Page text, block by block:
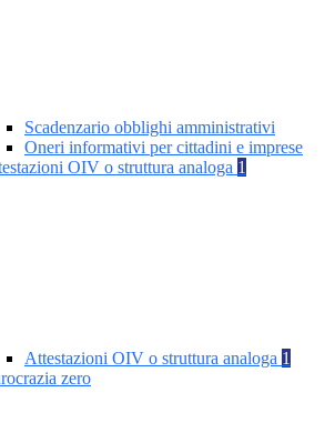
Scadenzario obblighi amministrativi
Oneri informativi per cittadini e imprese
OIV o struttura analoga 1
Attestazioni OIV o struttura analoga 1
zero